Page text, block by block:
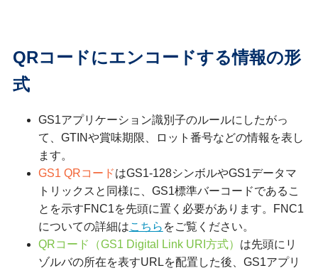
QRコードにエンコードする情報の形
式
GS1アプリケーション識別子のルールにしたがっ
て、GTINや賞味期限、ロット番号などの情報を表し
ます。
GS1 QRコードはGS1-128シンボルやGS1データマ
トリックスと同様に、GS1標準バーコードであるこ
とを示すFNC1を先頭に置く必要があります。FNC1
についての詳細はこちら をご覧ください。
QRコード（GS1 Digital Link URI方式） は先頭にリ
ゾルバの所在を表すURLを配置した後、GS1アプリ